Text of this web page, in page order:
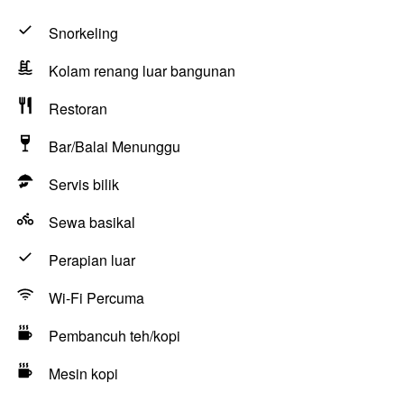
Snorkeling
Kolam renang luar bangunan
Restoran
Bar/Balai Menunggu
Servis bilik
Sewa basikal
Perapian luar
Wi-Fi Percuma
Pembancuh teh/kopi
Mesin kopi